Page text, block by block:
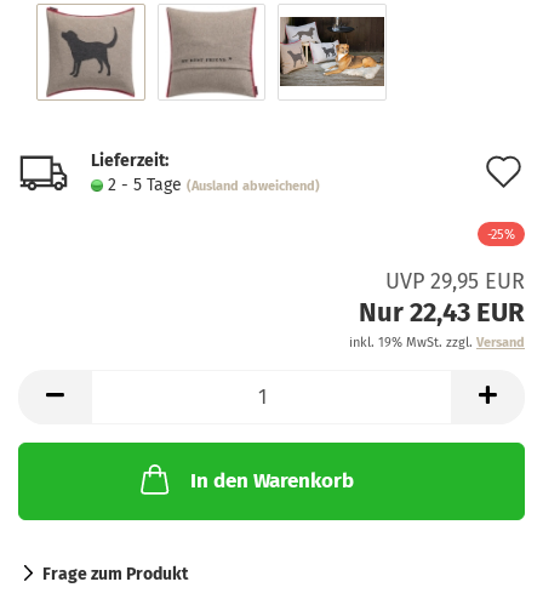
Lieferzeit:
2 - 5 Tage (Ausland abweichend)
-25%
UVP 29,95 EUR
Nur 22,43 EUR
inkl. 19% MwSt. zzgl. Versand
In den Warenkorb
Frage zum Produkt